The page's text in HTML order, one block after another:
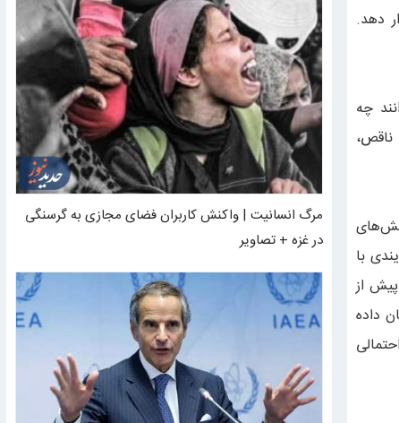
دهد.
چه
ناقص،
با
از
داده
مرگ انسانیت | واکنش کاربران فضای مجازی به گرسنگی
در غزه + تصاویر